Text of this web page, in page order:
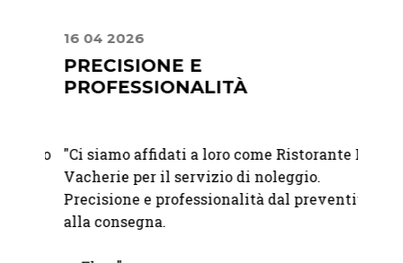
16 04 2026
PRECISIONE E
PROFESSIONALITÀ
"Ci siamo affidati a loro come Ristorante La
Vacherie per il servizio di noleggio.
Precisione e professionalità dal preventivo
alla consegna.